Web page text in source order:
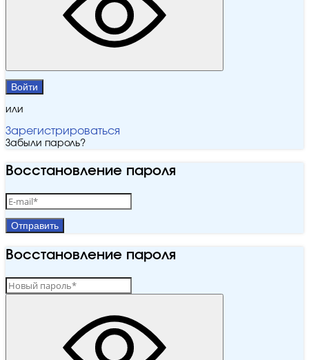
Войти
или
Зарегистрироваться
Забыли пароль?
Восстановление пароля
Отправить
Восстановление пароля